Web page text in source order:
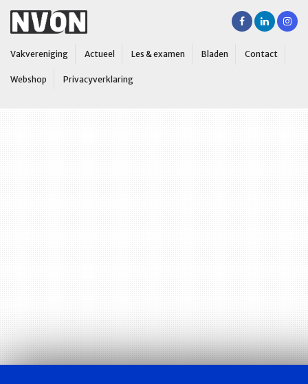
Vakvereniging Actueel Les & examen Bladen Contact
Webshop Privacyverklaring